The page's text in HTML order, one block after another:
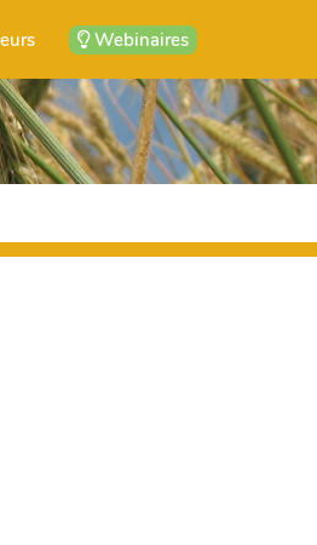
Webinaires